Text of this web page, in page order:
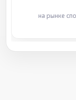
на рынке